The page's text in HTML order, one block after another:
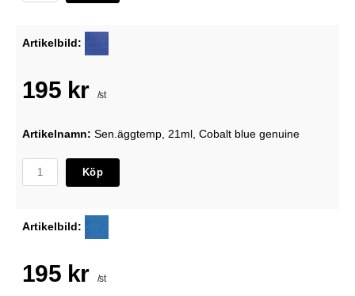
Artikelbild:
195 kr /st
Artikelnamn: Sen.äggtemp, 21ml, Cobalt blue genuine
Köp
Artikelbild:
195 kr /st